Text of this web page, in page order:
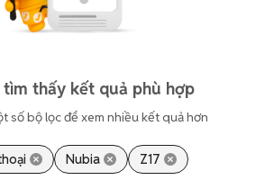
tìm thấy kết quả phù hợp
số bộ lọc để xem nhiều kết quả hơn
Nubia Z17